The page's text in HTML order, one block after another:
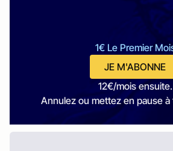
1€ Le Premier
JE M'ABONNE
12€/mois ensuite.
Annulez ou mettez en pause